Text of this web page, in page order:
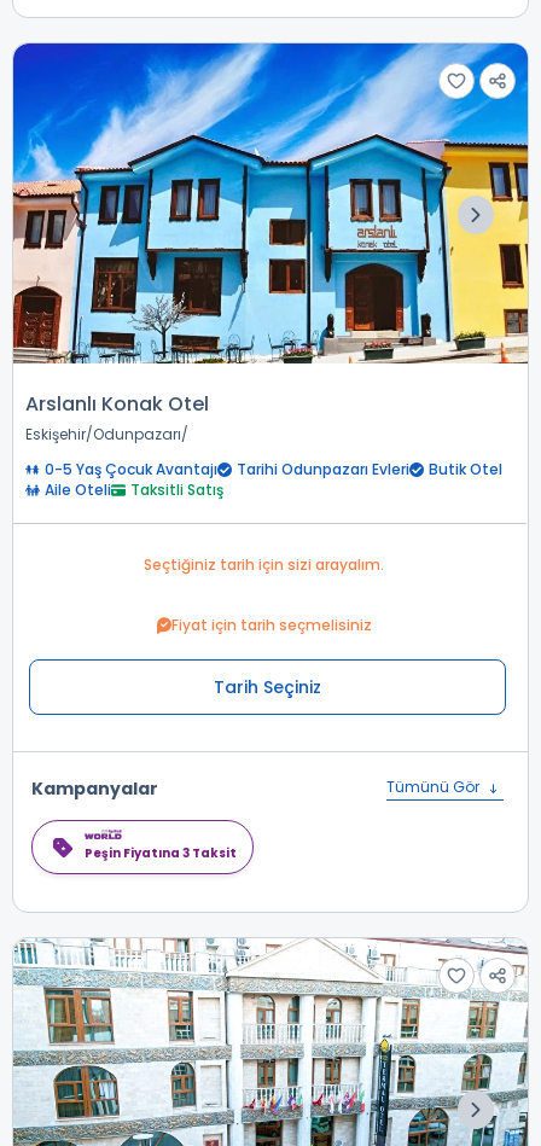
Arslanlı Konak Otel
Eskişehir Odunpazarı
0-5 Yaş Çocuk Avantajı
Tarihi Odunpazarı Evleri
Butik Otel
Aile Oteli
Taksitli Satış
Seçtiğiniz tarih için sizi arayalım.
Fiyat için tarih seçmelisiniz
Tarih Seçiniz
Kampanyalar Tümünü Gör
Peşin Fiyatına 3 Taksit